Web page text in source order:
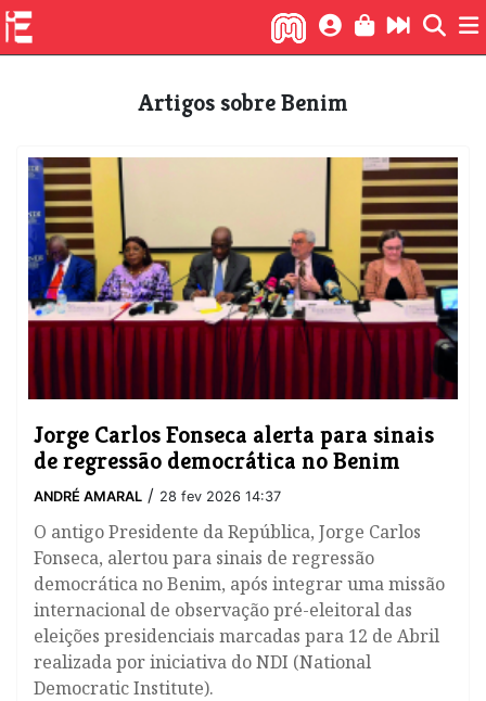
Artigos sobre Benim
Jorge Carlos Fonseca alerta para sinais
de regressão democrática no Benim
ANDRÉ AMARAL / 28 fev 2026 14:37
O antigo Presidente da República, Jorge Carlos
Fonseca, alertou para sinais de regressão
democrática no Benim, após integrar uma missão
internacional de observação pré-eleitoral das
eleições presidenciais marcadas para 12 de Abril
realizada por iniciativa do NDI (National
Democratic Institute).